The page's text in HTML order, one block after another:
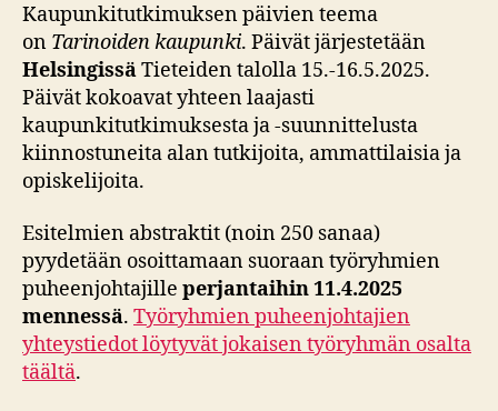
Kaupunkitutkimuksen päivien teema
on Tarinoiden kaupunki. Päivät järjestetään
HelsingissäTieteiden talolla 15.-16.5.2025.
Päivät kokoavat yhteen laajasti
kaupunkitutkimuksesta ja -suunnittelusta
kiinnostuneita alan tutkijoita, ammattilaisia ja
opiskelijoita.
Esitelmien abstraktit (noin 250 sanaa)
pyydetään osoittamaan suoraan työryhmien
puheenjohtajille perjantaihin 11.4.2025
mennessä. Työryhmien puheenjohtajien
yhteystiedot löytyvät jokaisen työryhmän osalta
täältä.